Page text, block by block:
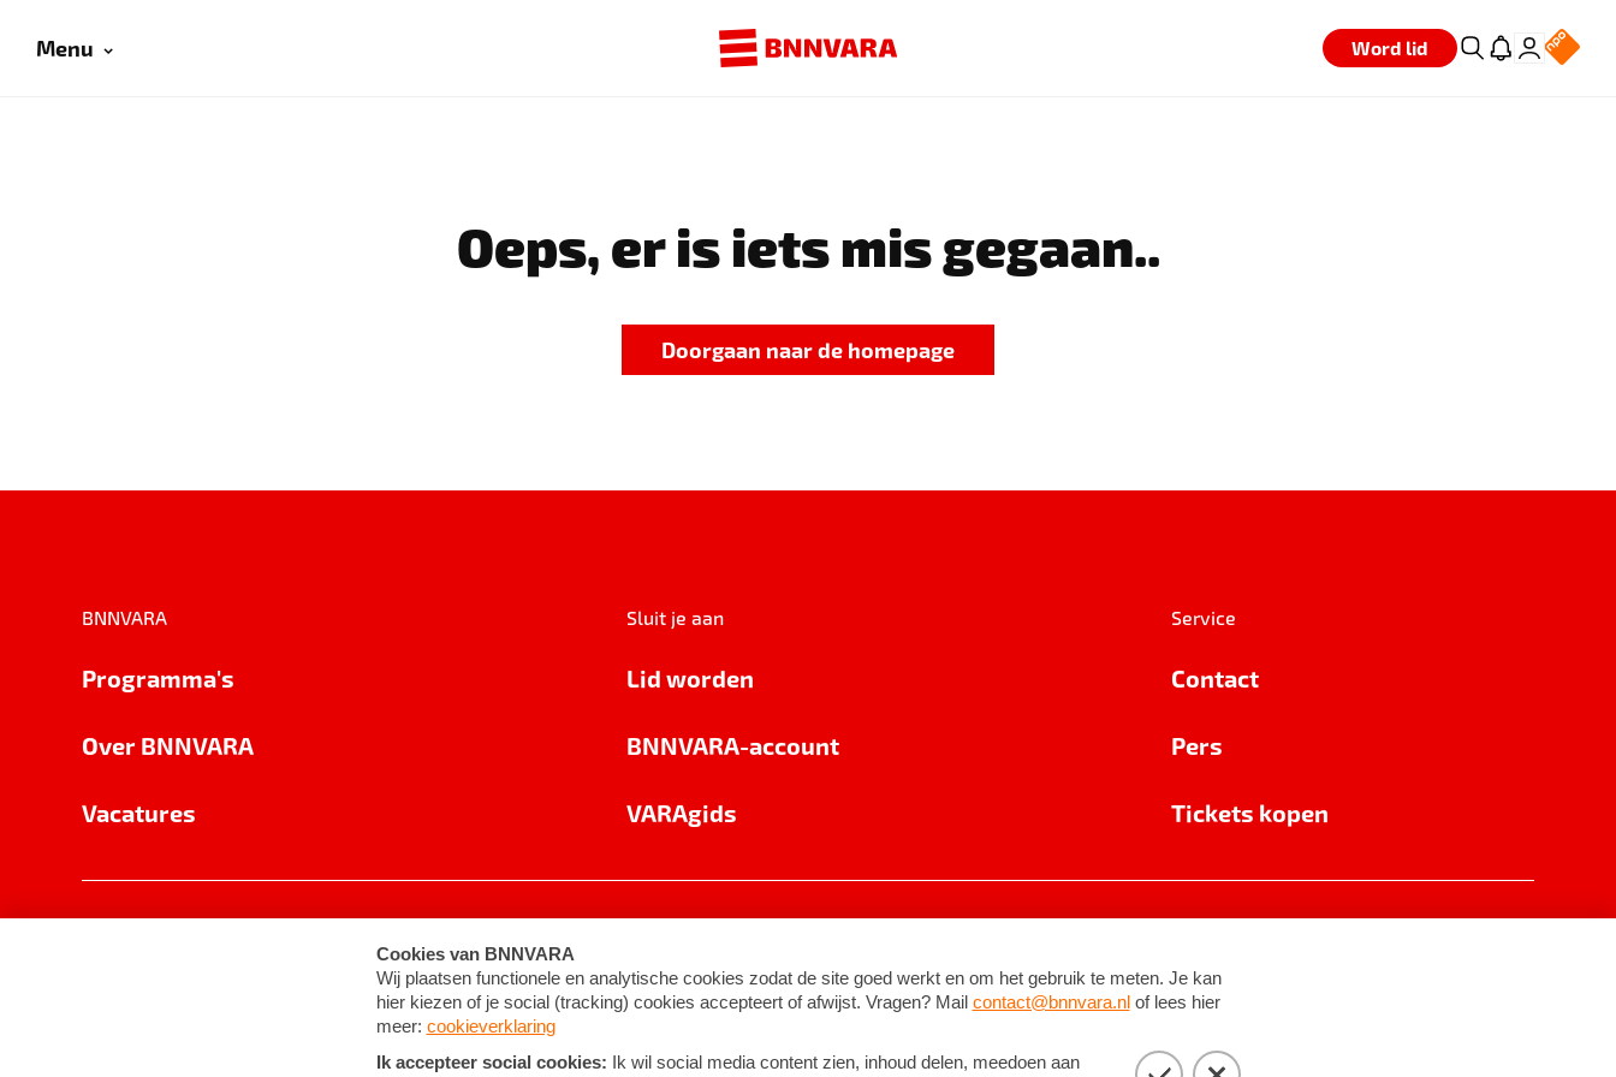
Menu Word lid
Oeps, er is iets mis gegaan..
Doorgaan naar de homepage
BNNVARA
Programma's
Over BNNVARA
Vacatures
Sluit je aan
Lid worden
BNNVARA-account
VARAgids
Service
Contact
Pers
Tickets kopen
Cookie-instellingen Algemene voorwaarden ©2026BNNVARA